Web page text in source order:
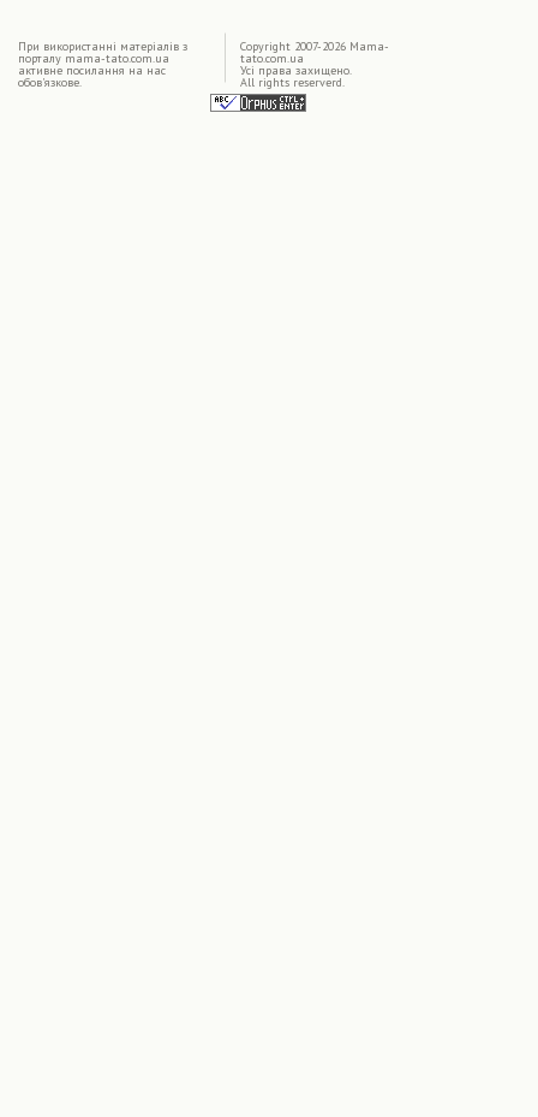
При використаннi матерiалiв з
порталу mama-tato.com.ua
активне посилання на нас
обов'язкове.
Copyright 2007-2026 Mama-
tato.com.ua
Усі права захищено.
All rights reserverd.